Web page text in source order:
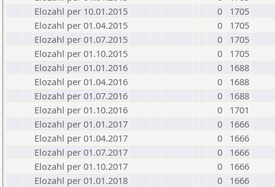
Elozahl per 10.01.2015
0
1705
Elozahl per 01.04.2015
0
1705
Elozahl per 01.07.2015
0
1705
Elozahl per 01.10.2015
0
1705
Elozahl per 01.01.2016
0
1688
Elozahl per 01.04.2016
0
1688
Elozahl per 01.07.2016
0
1688
Elozahl per 01.10.2016
0
1701
Elozahl per 01.01.2017
0
1666
Elozahl per 01.04.2017
0
1666
Elozahl per 01.07.2017
0
1666
Elozahl per 01.10.2017
0
1666
Elozahl per 01.01.2018
0
1666